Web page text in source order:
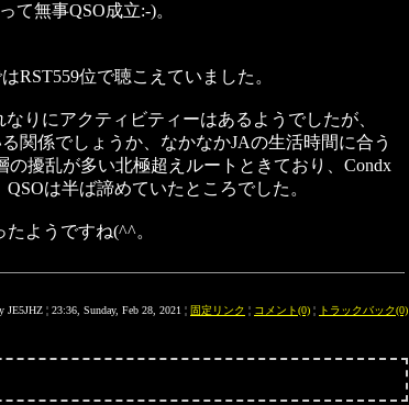
て無事QSO成立:-)。
RST559位で聴こえていました。
りにアクティビティーはあるようでしたが、
関係でしょうか、なかなかJAの生活時間に合う
擾乱が多い北極超えルートときており、Condx
は半ば諦めていたところでした。
ようですね(^^。
JE5JHZ ¦ 23:36, Sunday, Feb 28, 2021 ¦ 固定リンク ¦ コメント(0) ¦ トラックバック(0)